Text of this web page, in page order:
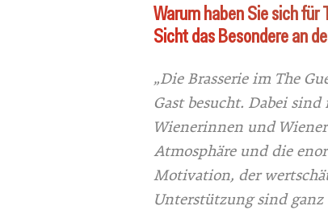
Warum haben Sie sich für
Sicht das Besondere an
„Die Brasserie im The
Gast besucht. Dabei
Wienerinnen und
Atmosphäre und die
Motivation, der
Unterstützung sind ganz